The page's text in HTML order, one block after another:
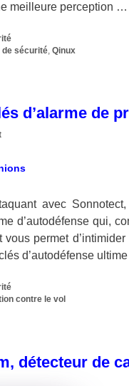
meilleure perception …
de sécurité,Qinux
d’alarme de
avec
d’autodéfense qui,
permet
d’autodéfense
contre le vol
détecteur de